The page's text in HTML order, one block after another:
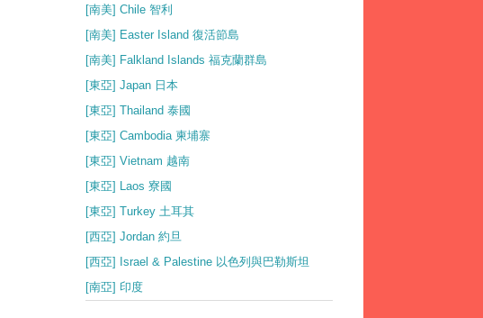
[南美] Chile 智利
[南美] Easter Island 復活節島
[南美] Falkland Islands 福克蘭群島
[東亞] Japan 日本
[東亞] Thailand 泰國
[東亞] Cambodia 柬埔寨
[東亞] Vietnam 越南
[東亞] Laos 寮國
[東亞] Turkey 土耳其
[西亞] Jordan 約旦
[西亞] Israel & Palestine 以色列與巴勒斯坦
[南亞] 印度